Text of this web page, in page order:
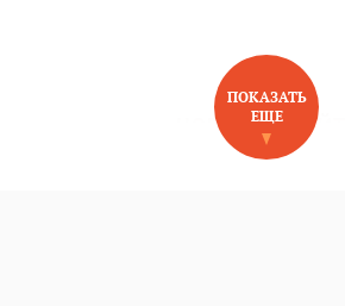
НОВОЕ НА САЙТЕ
ПОКАЗАТЬ
ЕЩЕ